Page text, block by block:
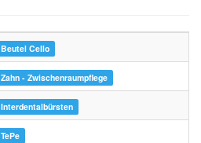
Beutel Cello
Zahn - Zwischenraumpflege
Interdentalbürsten
TePe